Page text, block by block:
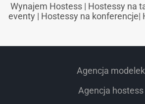
Wynajem Hostess| Hostessy na
eventy | Hostessy na konferencje|
Agencja modelek
Agencja hostess